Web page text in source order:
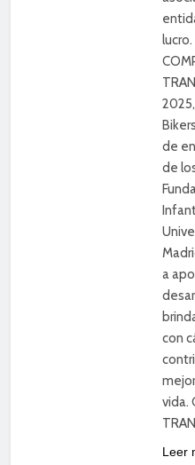
de
de
a
con
vida.
Leer